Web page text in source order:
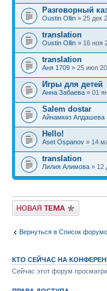
Разговорный
Oustin Ollin » 25 дек
translation
Oustin Ollin » 16 ноя
translation
Аня 1709 » 25 июл
Игры для детей
Анна Забаева » 01
Salem dostar
Айнамкөз Алдашева
Hello!
Aset Ospanov » 14
translation
Лилия Алимова » 12
Новая тема
Вернуться в Список
КТО СЕЙЧАС НА
Сейчас этот форум